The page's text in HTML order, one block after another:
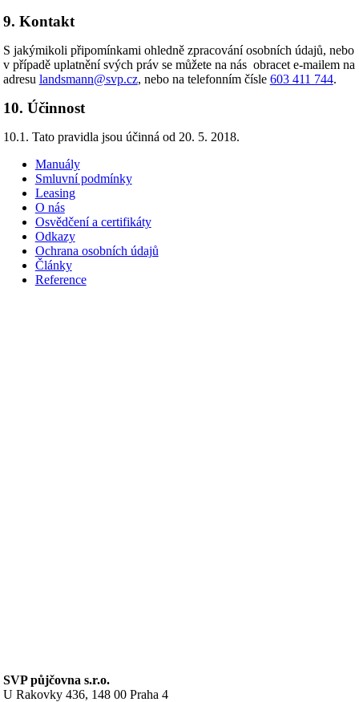
9. Kontakt
S jakýmikoli připomínkami ohledně zpracování osobních údajů, nebo
v případě uplatnění svých práv se můžete na nás obracet e-mailem na
adresu landsmann@svp.cz, nebo na telefonním čísle 603 411 744.
10. Účinnost
10.1. Tato pravidla jsou účinná od 20. 5. 2018.
Manuály
Smluvní podmínky
Leasing
O nás
Osvědčení a certifikáty
Odkazy
Ochrana osobních údajů
Články
Reference
SVP půjčovna s.r.o.
U Rakovky 436, 148 00 Praha 4